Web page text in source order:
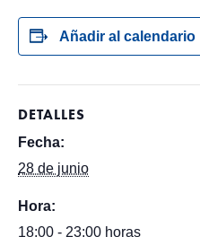
Añadir al calendario
DETALLES
Fecha:
28 de junio
Hora:
18:00 - 23:00 horas